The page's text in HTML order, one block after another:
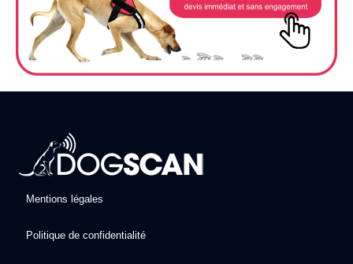
Mentions légales
Politique de confidentialité